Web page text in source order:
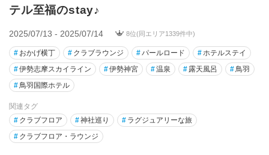
テル至福のstay♪
2025/07/13 - 2025/07/14 8位(同エリア1339件中)
# おかげ横丁 # クラブラウンジ #パールロード #ホテルステイ
#伊勢志摩スカイライン #伊勢神宮 #温泉 # 露天風呂 #鳥羽
#鳥羽国際ホテル
関連タグ
# クラブフロア #神社巡り # ラグジュアリーな旅
# クラブフロア・ラウンジ